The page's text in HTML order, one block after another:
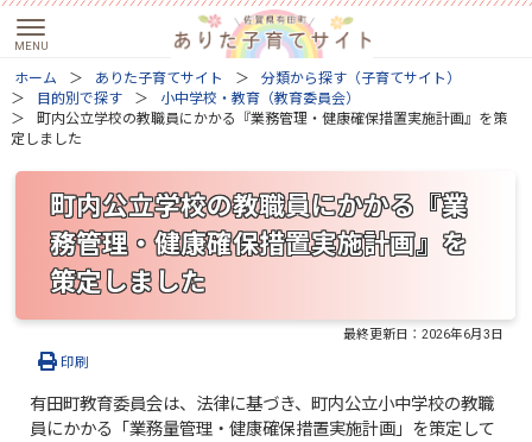
ホーム ありた子育てサイト
分類から探す（子育てサイト）
目的別で探す
小中学校・教育（教育委員会）
町内公立学校の教職員にかかる『業務管理・健康確保措置実施計画』を策
定しました
町内公立学校の教職員にかかる『業
務管理・健康確保措置実施計画』を
策定しました
最終更新日：2026年6月3日
印刷
有田町教育委員会は、法律に基づき、町内公立小中学校の教職
員にかかる「業務量管理・健康確保措置実施計画」を策定して